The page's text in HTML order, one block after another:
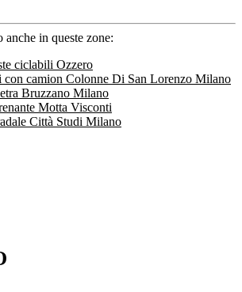
in queste zone:
ciclabili Ozzero
con camion Colonne Di San Lorenzo Milano
Bruzzano Milano
Motta Visconti
Città Studi Milano